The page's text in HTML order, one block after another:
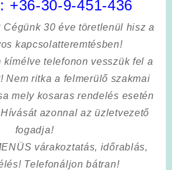
+36-30-9-451-436
Cégünk 30 éve töretlenül hisz a
kapcsolatteremtésben!
kímélvetelefonon vesszük fel a
Nem ritka a felmerülő szakmai
mely kosaras rendelés esetén
azonnal az üzletvezető
fogadja!
várakoztatás, időrablás,
Telefonáljon bátran!